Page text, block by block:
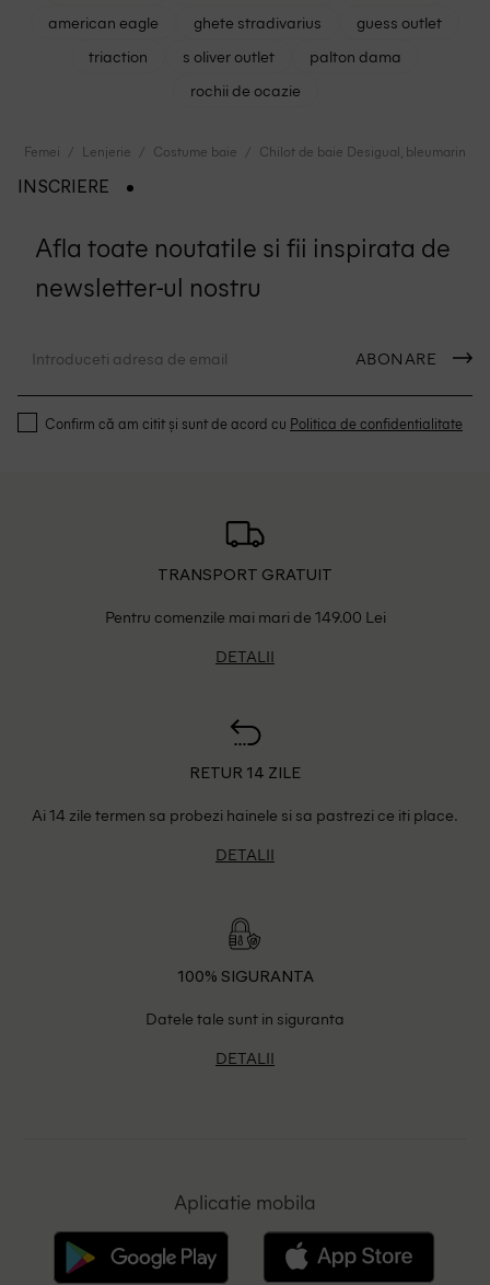
american eagle
ghete stradivarius
guess outlet
triaction
s oliver outlet
palton dama
rochii de ocazie
Femei Lenjerie Costume baie Chilot de baie Desigual, bleumarin
INSCRIERE
Afla toate noutatile si fii inspirata de
newsletter-ul nostru
ABONARE
Confirm că am citit și sunt de acord cu Politica de confidentialitate
TRANSPORT GRATUIT
Pentru comenzile mai mari de 149.00 Lei
DETALII
RETUR 14 ZILE
Ai 14 zile termen sa probezi hainele si sa pastrezi ce iti place.
DETALII
100% SIGURANTA
Datele tale sunt in siguranta
DETALII
Aplicatie mobila